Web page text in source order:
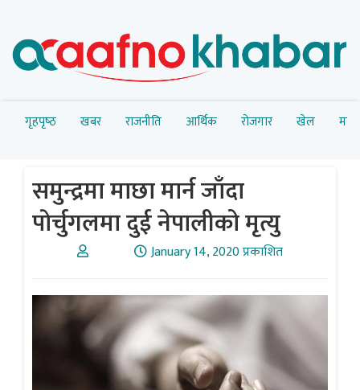
गृहपृष्‍ठ खबर राजनीति आर्थिक रोजगार खेल
समुन्द्रमा माछा मार्न जाँदा
पाेर्चुगलमा दुई नेपालीको मृत्यु
January 14, 2020 प्रकाशित